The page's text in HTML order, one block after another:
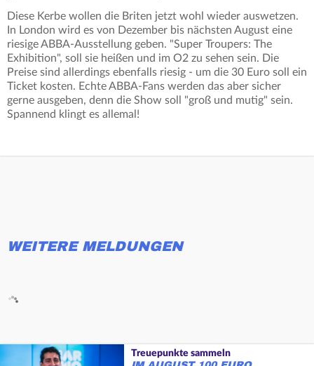
Diese Kerbe wollen die Briten jetzt wohl wieder auswetzen.
In London wird es von Dezember bis nächsten August eine
riesige ABBA-Ausstellung geben. "Super Troupers: The
Exhibition", soll sie heißen und im O2 zu sehen sein. Die
Preise sind allerdings ebenfalls riesig - um die 30 Euro soll ein
Ticket kosten. Echte ABBA-Fans werden das aber sicher
gerne ausgeben, denn die Show soll "groß und mutig" sein.
Spannend klingt es allemal!
WEITERE MELDUNGEN
Treuepunkte sammeln